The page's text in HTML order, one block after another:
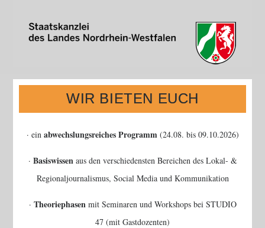
WIR BIETEN EUCH
· ein abwechslungsreiches Programm(24.08. bis 09.10.2026)
· Basiswissenaus den verschiedensten Bereichen des Lokal- &
Regionaljournalismus, Social Media und Kommunikation
· Theoriephasenmit Seminaren und Workshops bei STUDIO
47 (mit Gastdozenten)